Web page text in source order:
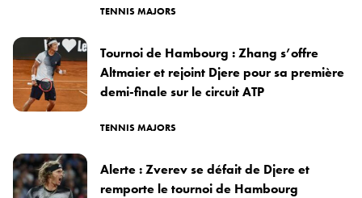
TENNIS MAJORS
Tournoi de Hambourg : Zhang s’offre
Altmaier et rejoint Djere pour sa première
demi-finale sur le circuit ATP
TENNIS MAJORS
Alerte : Zverev se défait de Djere et
remporte le tournoi de Hambourg